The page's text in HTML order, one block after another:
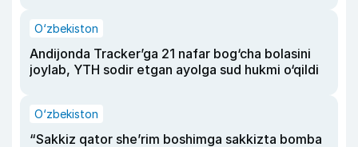
O‘zbekiston
Andijonda Tracker’ga 21 nafar bog‘cha bolasini
joylab, YTH sodir etgan ayolga sud hukmi o‘qildi
O‘zbekiston
“Sakkiz qator she’rim boshimga sakkizta bomba